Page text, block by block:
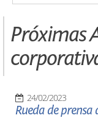
Próximas
24/02/2023
Rueda de prensa